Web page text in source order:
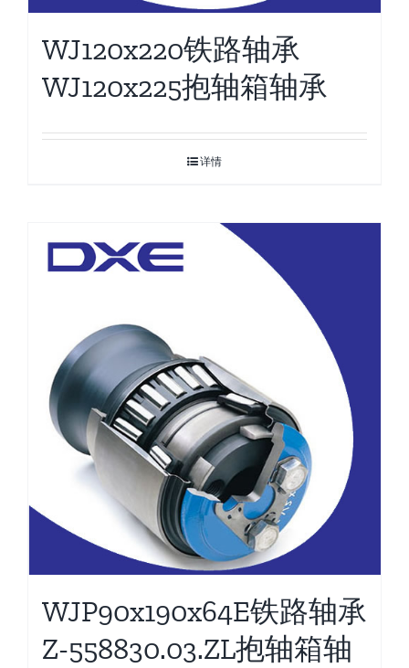
WJ120x220铁路轴承
WJ120x225抱轴箱轴承
详情
WJP90x190x64E铁路轴承
Z-558830.03.ZL抱轴箱轴